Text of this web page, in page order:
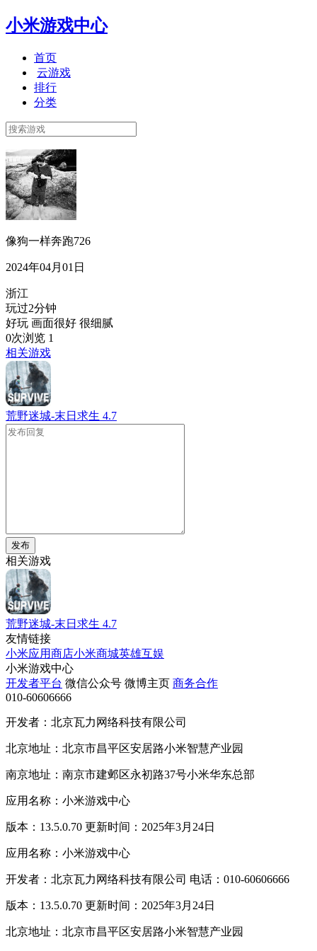
小米游戏中心
首页
云游戏
排行
分类
像狗一样奔跑726
2024年04月01日
浙江
玩过2分钟
好玩 画面很好 很细腻
0次浏览 1
相关游戏
荒野迷城-末日求生 4.7
发布
相关游戏
荒野迷城-末日求生 4.7
友情链接
小米应用商店小米商城英雄互娱
小米游戏中心
开发者平台 微信公众号 微博主页 商务合作
010-60606666
开发者：北京瓦力网络科技有限公司
北京地址：北京市昌平区安居路小米智慧产业园
南京地址：南京市建邺区永初路37号小米华东总部
应用名称：小米游戏中心
版本：13.5.0.70 更新时间：2025年3月24日
应用名称：小米游戏中心
开发者：北京瓦力网络科技有限公司 电话：010-60606666
版本：13.5.0.70 更新时间：2025年3月24日
北京地址：北京市昌平区安居路小米智慧产业园